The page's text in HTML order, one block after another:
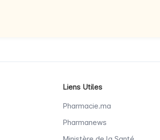
Liens Utiles
Pharmacie.ma
Pharmanews